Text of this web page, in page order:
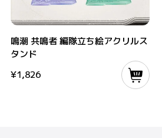
鳴潮 共鳴者 編隊立ち絵アクリルス
タンド
¥1,826